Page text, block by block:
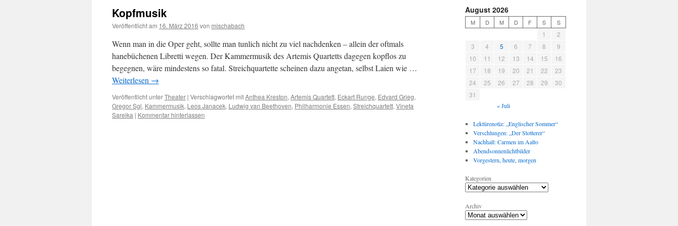
Kopfmusik
Veröffentlicht am 16. März 2016 von mischabach
Wenn man in die Oper geht, sollte man tunlich nicht zu viel nachdenken – allein der oftmals
hanebüchenen Libretti wegen. Der Kammermusik des Artemis Quartetts dagegen kopflos zu
begegnen, wäre mindestens so fatal. Streichquartette scheinen dazu angetan, selbst Laien wie …
Weiterlesen →
Veröffentlicht unterTheater | Verschlagwortet mitAnthea Kreston, Artemis Quartett, Eckart Runge, Edvard Grieg,
Gregor Sgl, Kammermusik, Leos Janacek, Ludwig van Beethoven, Philharmonie Essen, Streichquartett, Vineta
Sareika | Kommentar hinterlassen
August 2026
M D M D F S S
1
2
3
4 5 6 7 8
9
10
11 12 13 14 15
16
17
18 19 20 21 22
23
24
25 26 27 28 29
30
31
« Juli
Lektürenotiz: „Englischer Sommer“
Verschlungen: „Der Stotterer“
Nachhall: Carmen im Aalto
Abendsonnenlichtbilder
Vorgestern, heute, morgen
Kategorien
Archiv